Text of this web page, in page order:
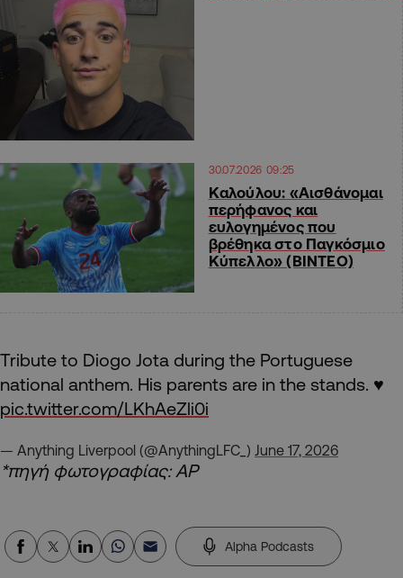
30.07.2026 09:25
Καλούλου: «Αισθάνομαι
περήφανος και
ευλογημένος που
βρέθηκα στο Παγκόσμιο
Κύπελλο» (ΒΙΝΤΕΟ)
Tribute to Diogo Jota during the Portuguese
national anthem. His parents are in the stands. ♥️
pic.twitter.com/LKhAeZli0i
— Anything Liverpool (@AnythingLFC_) June 17, 2026
*πηγή φωτογραφίας: AP
Alpha Podcasts